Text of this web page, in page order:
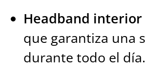
Headband
que garantiza una
durante todo el día.